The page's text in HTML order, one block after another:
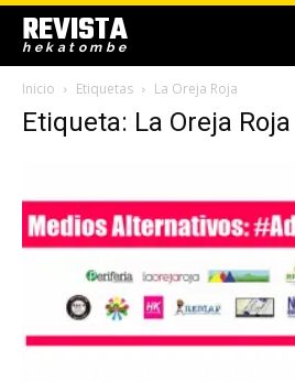
REVISTA
hekatombe
Inicio Etiquetas La Oreja Roja
Etiqueta: La Oreja Roja